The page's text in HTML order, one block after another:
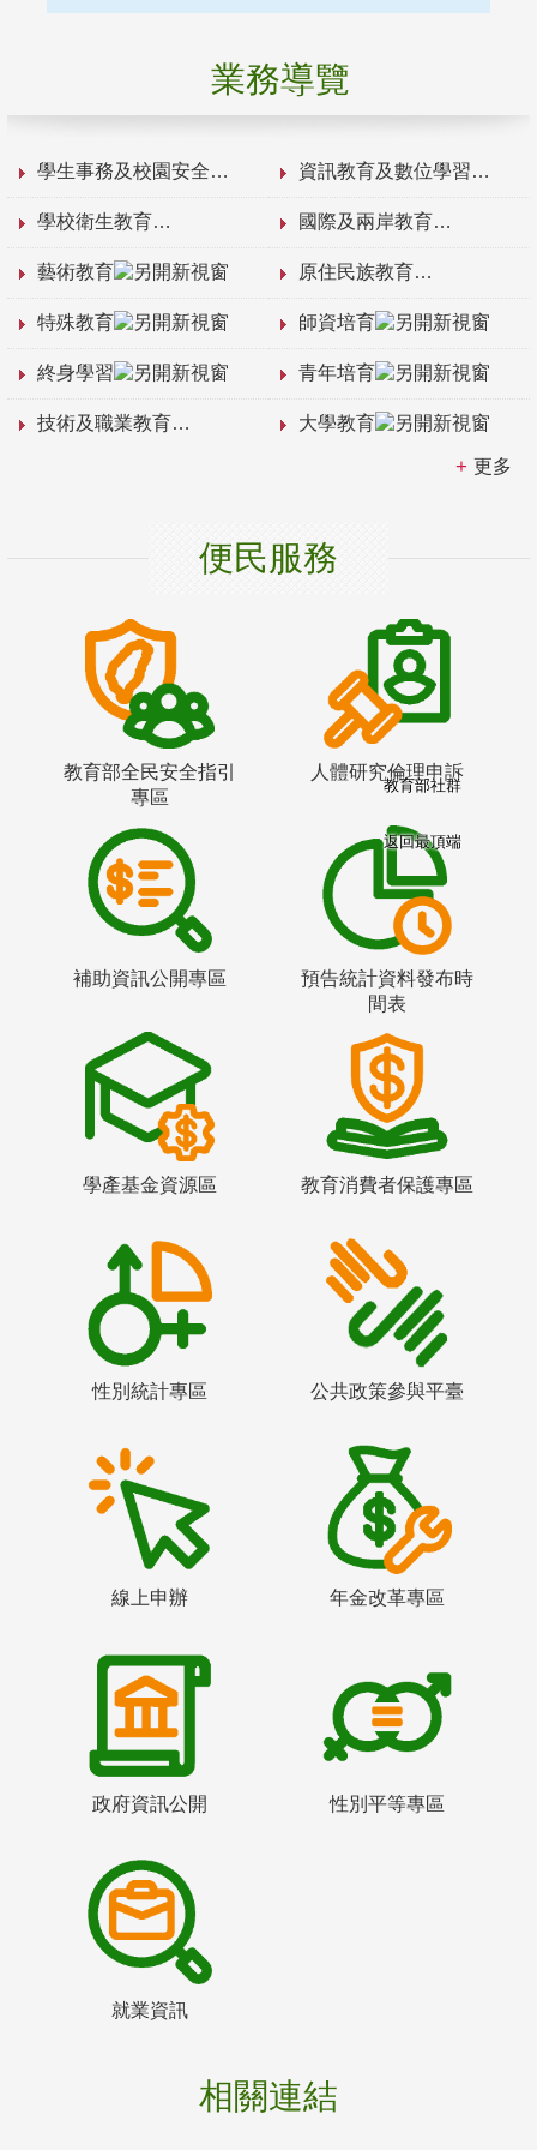
業務導覽
學生事務及校園安全 資訊教育及數位學習
學校衛生教育 國際及兩岸教育
藝術教育 原住民族教育
特殊教育 師資培育
終身學習 青年培育
技術及職業教育 大學教育
更多
便民服務
教育部全民安全指引
專區
人體研究倫理申訴
補助資訊公開專區
預告統計資料發布時
間表
學產基金資源區 教育消費者保護專區
性別統計專區 公共政策參與平臺
線上申辦 年金改革專區
政府資訊公開 性別平等專區
就業資訊
相關連結
教育部社群
返回最頂端